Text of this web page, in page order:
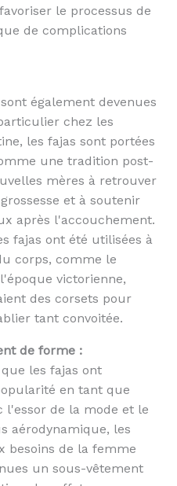
le processus de
de complications
également devenues
chez les
les fajas sont portées
une tradition post-
mères à retrouver
et à soutenir
après l'accouchement.
fajas ont été utilisées à
corps, comme le
victorienne,
des corsets pour
tant convoitée.
de forme :
les fajas ont
en tant que
l'essor de la mode et le
aérodynamique, les
besoins de la femme
un sous-vêtement